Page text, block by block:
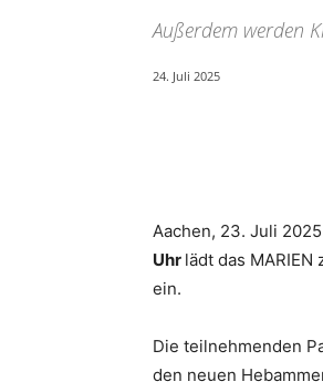
Außerdem werden
24. Juli 2025
Aachen, 23. Juli
Uhr lädt das MARIEN
ein.
Die teilnehmenden
den neuen